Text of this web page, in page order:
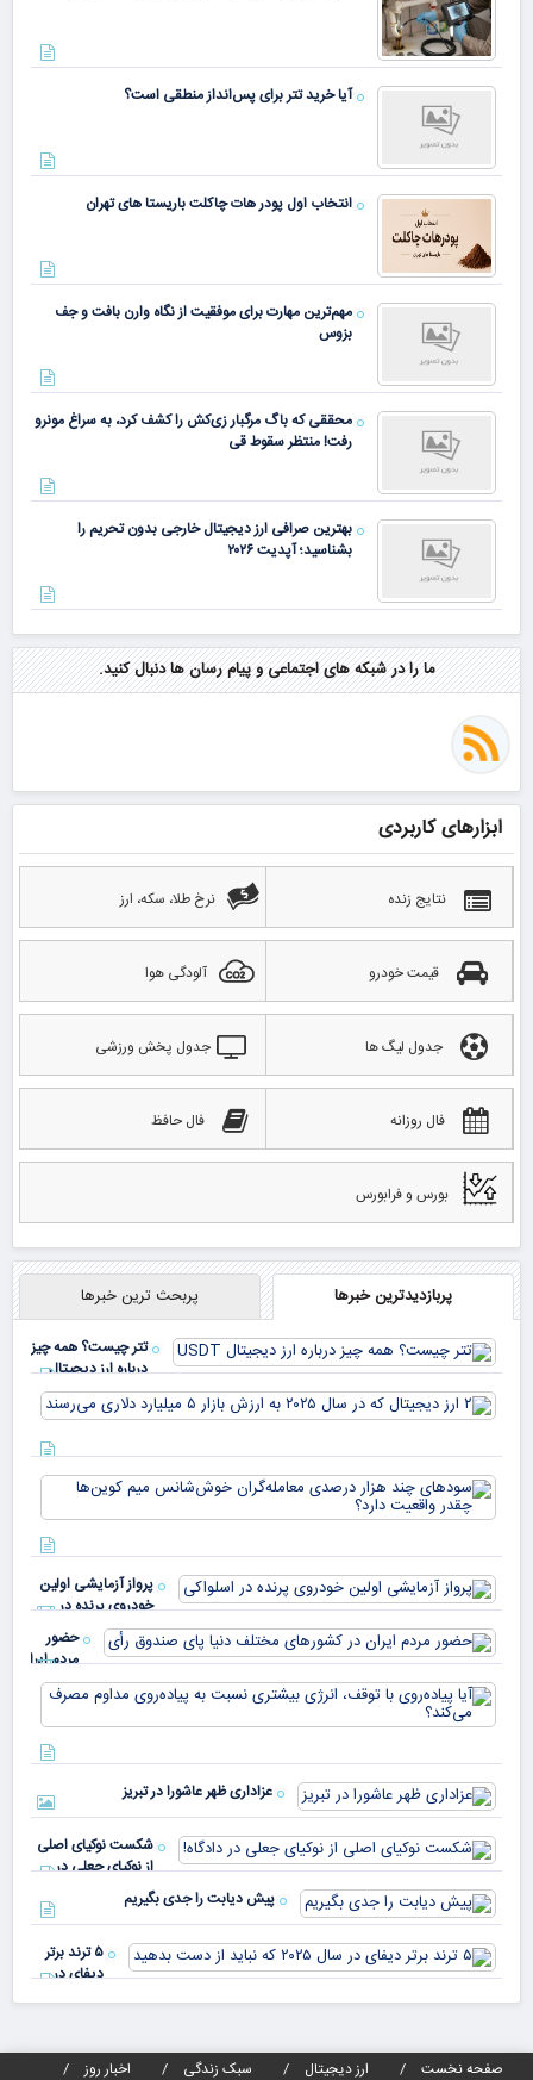
آیا خرید تتر برای پس‌انداز منطقی است؟
انتخاب اول پودر هات چاکلت باریستا های تهران
مهم‌ترین مهارت برای موفقیت از نگاه وارن بافت و جف
بزوس
محققی که باگ مرگبار زی‌کش را کشف کرد، به سراغ مونرو
رفت! منتظر سقوط قی
بهترین صرافی ارز دیجیتال خارجی بدون تحریم را
بشناسید؛ آپدیت ۲۰۲۶
ما را در شبکه های اجتماعی و پیام رسان ها دنبال کنید.
ابزارهای کاربردی
نتایج زنده نرخ طلا، سکه، ارز
قیمت خودرو آلودگی هوا
جدول لیگ ها جدول پخش ورزشی
فال روزانه فال حافظ
بورس و فرابورس
پربازدیدترین خبرها پربحث ترین خبرها
تتر چیست؟ همه چیز
درباره ارز دیجیتال
USDT
پرواز آزمایشی اولین
خودروی پرنده در
اسلواکی
حضور
مردم ایران
در
کشورهای
مختلف
دنیا پای
صندوق
عزاداری ظهر عاشورا در تبریز
شکست نوکیای اصلی
از نوکیای جعلی در
دادگاه!
پیش دیابت را جدی بگیریم
۵ ترند برتر
دیفای در
صفحه نخست
ارز دیجیتال سبک زندگی اخبار روز